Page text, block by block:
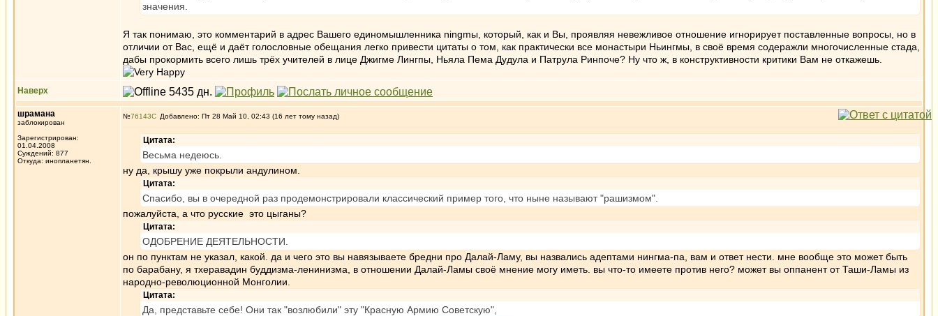
значения.
Я так понимаю, это комментарий в адрес Вашего единомышленника ningmы, который, как и Вы, проявляя невежливое отношение игнорирует поставленные вопросы, но в
отличии от Вас, ещё и даёт голословные обещания легко привести цитаты о том, как практически все монастыри Ньингмы, в своё время содеражли многочисленные стада,
дабы прокормить всего лишь трёх учителей в лице Джигме Лингпы, Ньяла Пема Дудула и Патрула Ринпоче? Ну что ж, в конструктивности критики Вам не откажешь.
Наверх
шрамана
заблокирован
Зарегистрирован:
01.04.2008
Суждений: 877
Откуда: инопланетян.
№76143 Добавлено: Пт 28 Май 10, 02:43 (16 лет тому назад)
Цитата:
Весьма недеюсь.
ну да, крышу уже покрыли андулином.
Цитата:
Спасибо, вы в очередной раз продемонстрировали классический пример того, что ныне называют "рашизмом".
пожалуйста, а что русские это цыганы?
Цитата:
ОДОБРЕНИЕ ДЕЯТЕЛЬНОСТИ.
он по пунктам не указал, какой. да и чего это вы навязываете бредни про Далай-Ламу, вы назвались адептами нингма-па, вам и ответ нести. мне вообще это может быть
по барабану, я тхеравадин буддизма-ленинизма, в отношении Далай-Ламы своё мнение могу иметь. вы что-то имеете против него? может вы оппанент от Таши-Ламы из
народно-революционной Монголии.
Цитата:
Да, представьте себе! Они так "возлюбили" эту "Красную Армию Советскую",